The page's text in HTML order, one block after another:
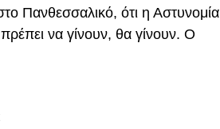
Πανθεσσαλικό, ότι η
να γίνουν, θα γίνουν. Ο